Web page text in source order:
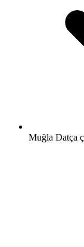
Muğla Datça